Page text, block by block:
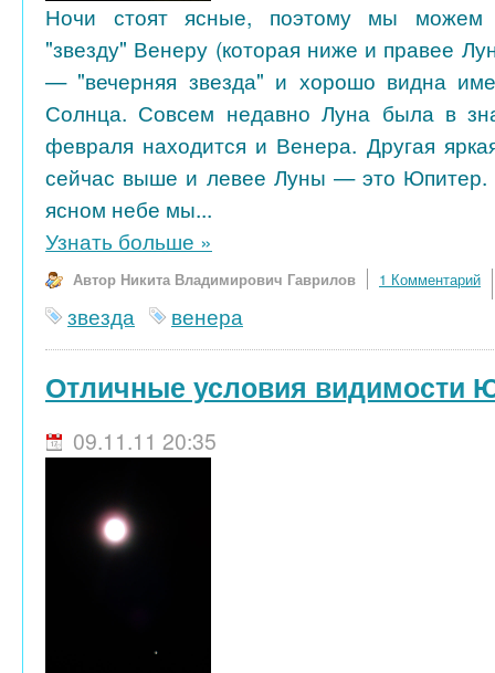
Ночи стоят ясные, поэтому мы можем
"звезду" Венеру (которая ниже и правее
— "вечерняя звезда" и хорошо видна
Солнца. Совсем недавно Луна была в
февраля находится и Венера. Другая
сейчас выше и левее Луны — это Юпитер.
ясном небе мы...
Узнать больше »
Автор Никита Владимирович Гаврилов 1 Комментарий
звезда венера
Отличные условия видимости
09.11.11 20:35